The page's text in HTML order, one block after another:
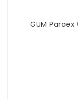
GUM